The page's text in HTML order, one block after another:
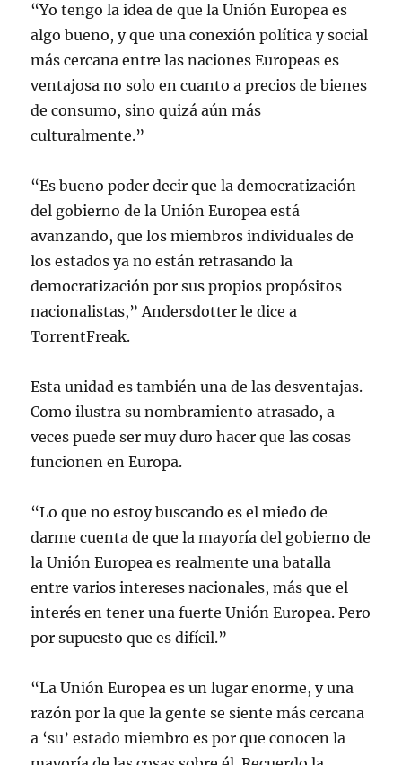
“Yo tengo la idea de que la Unión Europea es
algo bueno, y que una conexión política y social
más cercana entre las naciones Europeas es
ventajosa no solo en cuanto a precios de bienes
de consumo, sino quizá aún más
culturalmente.”
“Es bueno poder decir que la democratización
del gobierno de la Unión Europea está
avanzando, que los miembros individuales de
los estados ya no están retrasando la
democratización por sus propios propósitos
nacionalistas,” Andersdotter le dice a
TorrentFreak.
Esta unidad es también una de las desventajas.
Como ilustra su nombramiento atrasado, a
veces puede ser muy duro hacer que las cosas
funcionen en Europa.
“Lo que no estoy buscando es el miedo de
darme cuenta de que la mayoría del gobierno de
la Unión Europea es realmente una batalla
entre varios intereses nacionales, más que el
interés en tener una fuerte Unión Europea. Pero
por supuesto que es difícil.”
“La Unión Europea es un lugar enorme, y una
razón por la que la gente se siente más cercana
a ‘su’ estado miembro es por que conocen la